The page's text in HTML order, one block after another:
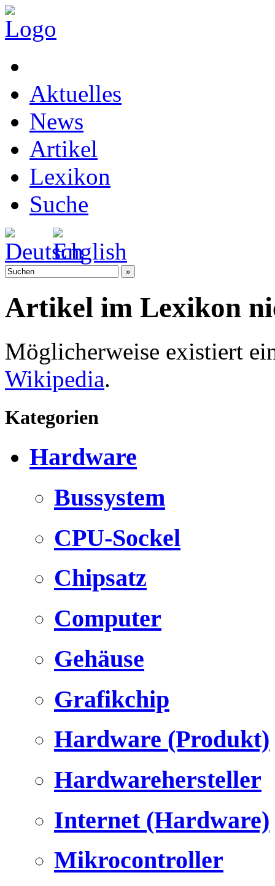
Aktuelles
News
Artikel
Lexikon
Suche
Artikel im Lexikon
Möglicherweise existiert
Wikipedia.
Kategorien
Hardware
Bussystem
CPU-Sockel
Chipsatz
Computer
Gehäuse
Grafikchip
Hardware (Produkt)
Hardwarehersteller
Internet (Hardware)
Mikrocontroller